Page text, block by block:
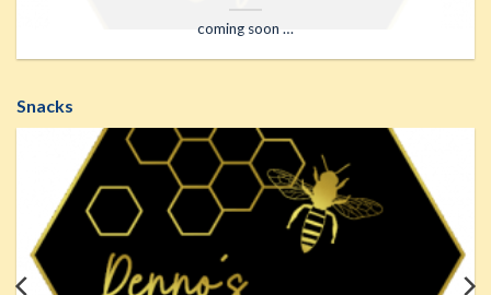
coming soon …
Snacks